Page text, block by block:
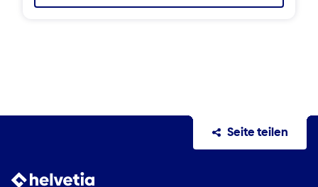
Seite teilen